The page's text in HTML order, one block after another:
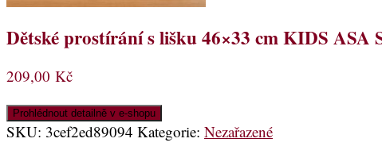
Dětské prostírání s lišku 46×33 cm KIDS ASA
209,00 Kč
Prohlédnout detailně v e-shopu
SKU: 3cef2ed89094 Kategorie: Nezařazené